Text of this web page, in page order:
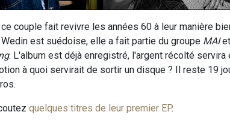
ce couple fait revivre les années 60 à leur manière
Wedin est suédoise, elle a fait partie du groupe MAIet
. L'album est déjà enregistré, l'argent récolté servira
à quoi servirait de sortir un disque ? Il reste 19
quelques titres de leur premier EP.